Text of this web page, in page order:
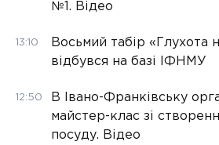
№1. Відео
13:10
Восьмий табір «Глухота
відбувся на базі ІФНМУ
12:50
В Івано-Франківську
майстер-клас зі
посуду. Відео